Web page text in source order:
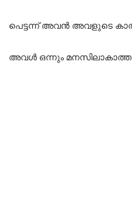
പെട്ടന്ന് അവൻ അവളുടെ
അവൾ ഒന്നും